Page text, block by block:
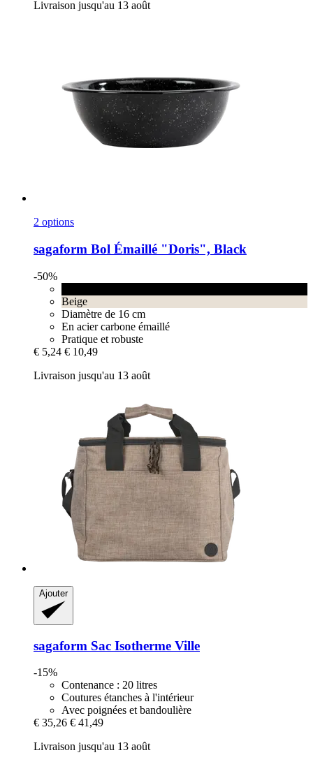
Livraison jusqu'au 13 août
2 options
sagaform Bol Émaillé "Doris", Black
-50%
Beige
Diamètre de 16 cm
En acier carbone émaillé
Pratique et robuste
€ 5,24 € 10,49
Livraison jusqu'au 13 août
Ajouter
sagaform Sac Isotherme Ville
-15%
Contenance : 20 litres
Coutures étanches à l'intérieur
Avec poignées et bandoulière
€ 35,26 € 41,49
Livraison jusqu'au 13 août